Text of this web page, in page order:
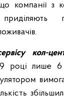
компанії з
кол-
лише 6